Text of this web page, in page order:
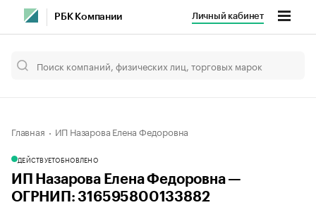
РБК Компании Личный кабинет
Главная ИП Назарова Елена Федоровна
ДЕЙСТВУЕТОБНОВЛЕНО
ИП Назарова Елена Федоровна —
ОГРНИП: 316595800133882